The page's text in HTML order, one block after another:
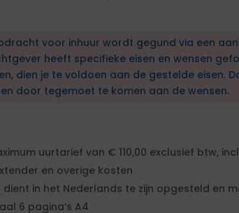
voor inhuur wordt gegund via een
heeft specifieke eisen en wensen
dien je te voldoen aan de gestelde eisen.
door tegemoet te komen aan de wensen.
uurtarief van € 110,00 exclusief btw,
en overige kosten
dient in het Nederlands te zijn opgesteld en
6 pagina’s A4